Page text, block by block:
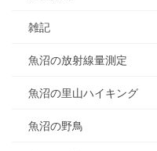
雑記
魚沼の放射線量測定
魚沼の里山ハイキング
魚沼の野鳥